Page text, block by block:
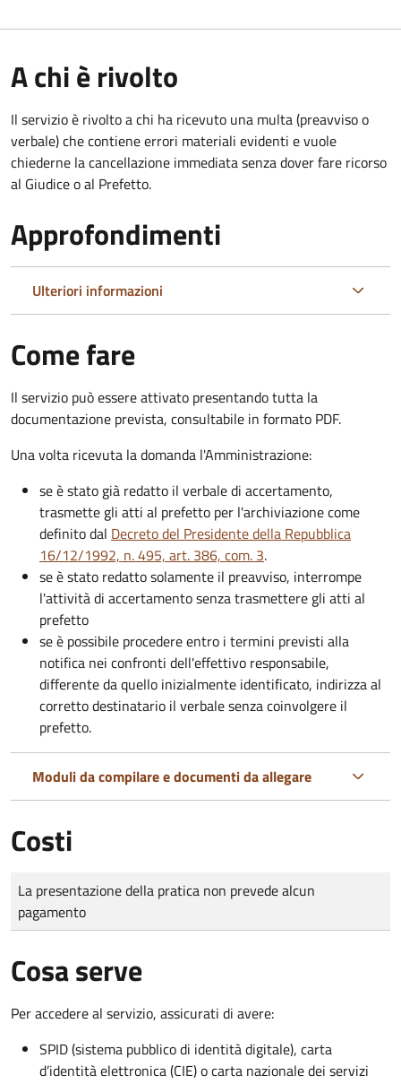
A chi è rivolto
Il servizio è rivolto a chi ha ricevuto una multa (preavviso o
verbale) che contiene errori materiali evidenti e vuole
chiederne la cancellazione immediata senza dover fare ricorso
al Giudice o al Prefetto.
Approfondimenti
Ulteriori informazioni
Come fare
Il servizio può essere attivato presentando tutta la
documentazione prevista, consultabile in formato PDF.
Una volta ricevuta la domanda l'Amministrazione:
se è stato già redatto il verbale di accertamento,
trasmette gli atti al prefetto per l'archiviazione come
definito dal Decreto del Presidente della Repubblica
16/12/1992, n. 495, art. 386, com. 3.
se è stato redatto solamente il preavviso, interrompe
l'attività di accertamento senza trasmettere gli atti al
prefetto
se è possibile procedere entro i termini previsti alla
notifica nei confronti dell'effettivo responsabile,
differente da quello inizialmente identificato, indirizza al
corretto destinatario il verbale senza coinvolgere il
prefetto.
Moduli da compilare e documenti da allegare
Costi
Tipo di pagamento
Importo
La presentazione della pratica non prevede alcun
pagamento
Cosa serve
Per accedere al servizio, assicurati di avere:
SPID (sistema pubblico di identità digitale), carta
d’identità elettronica (CIE) o carta nazionale dei servizi